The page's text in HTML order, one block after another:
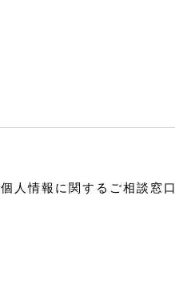
個人情報に関するご相談窓口